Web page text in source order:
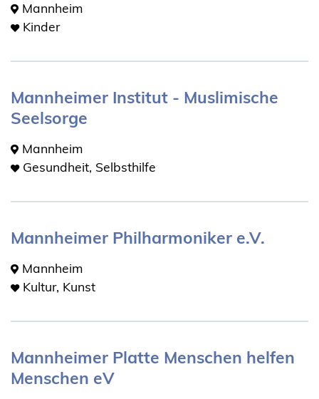
Mannheim
Kinder
Mannheimer Institut - Muslimische
Seelsorge
Mannheim
Gesundheit, Selbsthilfe
Mannheimer Philharmoniker e.V.
Mannheim
Kultur, Kunst
Mannheimer Platte Menschen helfen
Menschen eV